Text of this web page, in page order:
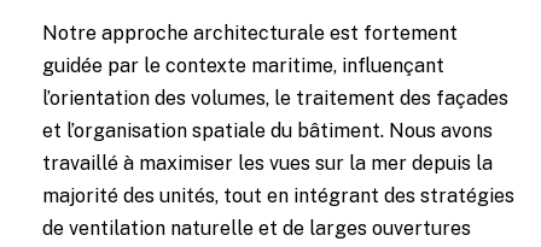
Notre approche architecturale est fortement
guidée par le contexte maritime, influençant
l’orientation des volumes, le traitement des façades
et l’organisation spatiale du bâtiment. Nous avons
travaillé à maximiser les vues sur la mer depuis la
majorité des unités, tout en intégrant des stratégies
de ventilation naturelle et de larges ouvertures